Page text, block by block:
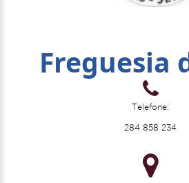
Freguesia
Telefone:
284 858 234